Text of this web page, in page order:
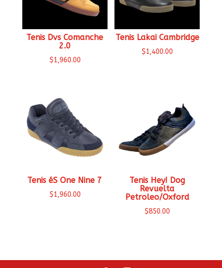
Tenis Dvs Comanche
2.0
$1,960.00
Tenis Lakai Cambridge
$1,400.00
Tenis éS One Nine 7
$1,960.00
Tenis Hey! Dog
Revuelta
Petroleo/Oxford
$850.00